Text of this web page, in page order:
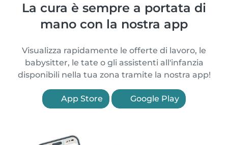
La cura è sempre a portata di
mano con la nostra app
Visualizza rapidamente le offerte di lavoro, le
babysitter, le tate o gli assistenti all'infanzia
disponibili nella tua zona tramite la nostra app!
App Store Google Play